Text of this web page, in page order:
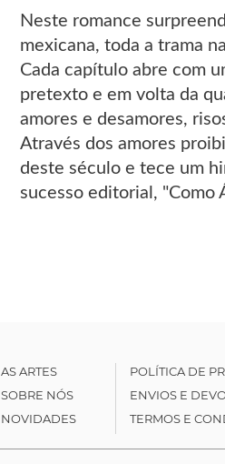
Neste romance
mexicana, toda a trama
Cada capítulo abre com
pretexto e em volta da
amores e desamores,
Através dos amores
deste século e tece um
sucesso editorial, "Como
AS ARTES
SOBRE NÓS
NOVIDADES
POLÍTICA DE
ENVIOS E
TERMOS E